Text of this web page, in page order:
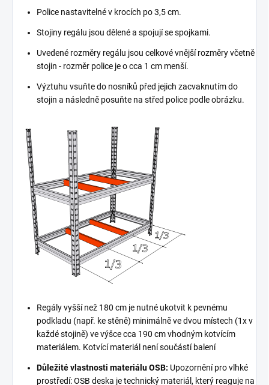
Police nastavitelné v krocích po 3,5 cm.
Stojiny regálu jsou dělené a spojují se spojkami.
Uvedené rozměry regálu jsou celkové vnější rozměry včetně
stojin - rozměr police je o cca 1 cm menší.
Výztuhu vsuňte do nosníků před jejich zacvaknutím do
stojin a následně posuňte na střed police podle obrázku.
Regály vyšší než 180 cm je nutné ukotvit k pevnému
podkladu (např. ke stěně) minimálně ve dvou místech (1x v
každé stojině) ve výšce cca 190 cm vhodným kotvícím
materiálem. Kotvící materiál není součástí balení
Důležité vlastnosti materiálu OSB: Upozornění pro vlhké
prostředí: OSB deska je technický materiál, který reaguje na